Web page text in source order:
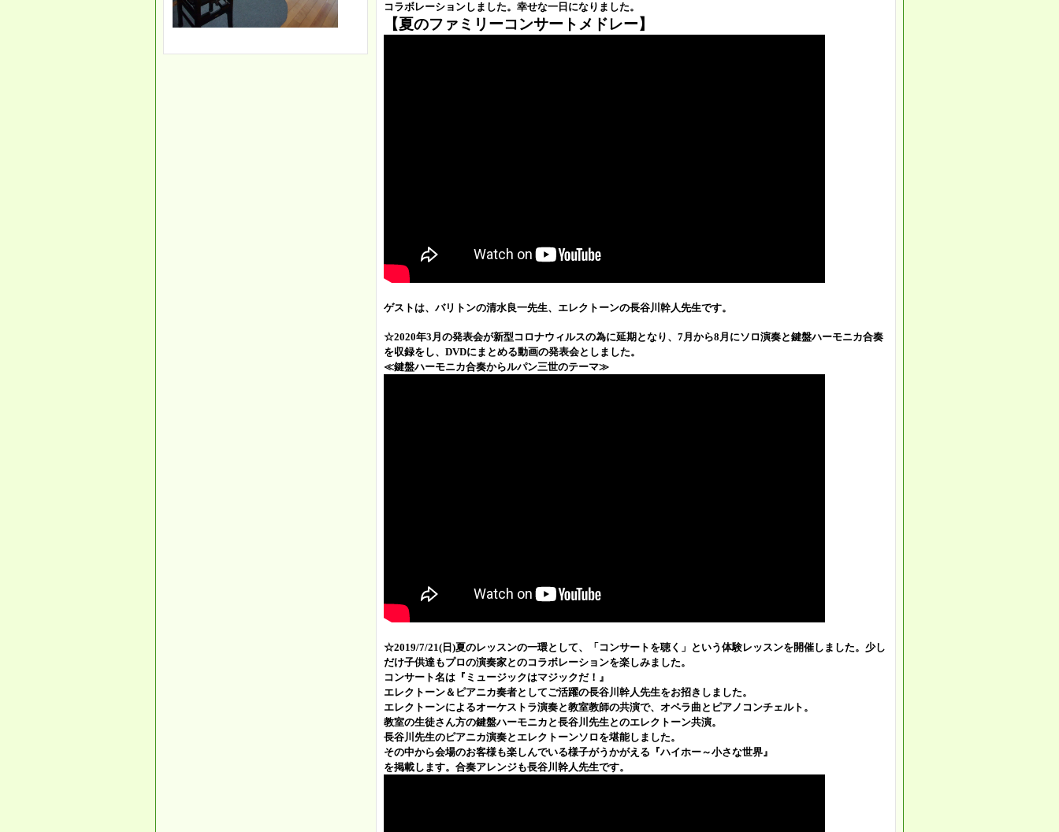
コラボレーションしました。幸せな一日になりました。
【夏のファミリーコンサートメドレー】
ゲストは、バリトンの清水良一先生、エレクトーンの長谷川幹人先生です。
☆2020年3月の発表会が新型コロナウィルスの為に延期となり、7月から8月にソロ演奏と鍵盤ハーモニカ合奏
を収録をし、DVDにまとめる動画の発表会としました。
≪鍵盤ハーモニカ合奏からルパン三世のテーマ≫
☆2019/7/21(日)夏のレッスンの一環として、「コンサートを聴く」という体験レッスンを開催しました。少し
だけ子供達もプロの演奏家とのコラボレーションを楽しみました。
コンサート名は『ミュージックはマジックだ！』
エレクトーン＆ピアニカ奏者としてご活躍の長谷川幹人先生をお招きしました。
エレクトーンによるオーケストラ演奏と教室教師の共演で、オペラ曲とピアノコンチェルト。
教室の生徒さん方の鍵盤ハーモニカと長谷川先生とのエレクトーン共演。
長谷川先生のピアニカ演奏とエレクトーンソロを堪能しました。
その中から会場のお客様も楽しんでいる様子がうかがえる『ハイホー～小さな世界』
を掲載します。合奏アレンジも長谷川幹人先生です。